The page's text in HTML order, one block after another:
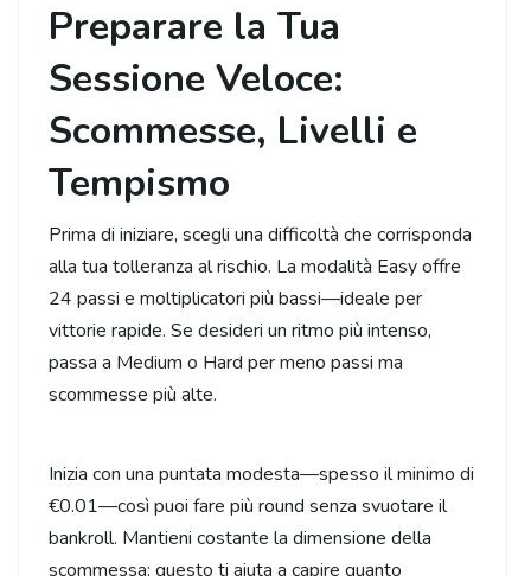
Preparare la Tua
Sessione Veloce:
Scommesse, Livelli e
Tempismo
Prima di iniziare, scegli una difficoltà che corrisponda
alla tua tolleranza al rischio. La modalità Easy offre
24 passi e moltiplicatori più bassi—ideale per
vittorie rapide. Se desideri un ritmo più intenso,
passa a Medium o Hard per meno passi ma
scommesse più alte.
Inizia con una puntata modesta—spesso il minimo di
€0.01—così puoi fare più round senza svuotare il
bankroll. Mantieni costante la dimensione della
scommessa; questo ti aiuta a capire quanto